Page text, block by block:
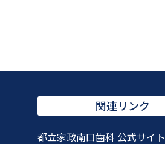
関連リンク
都立家政南口歯科 公式サイト